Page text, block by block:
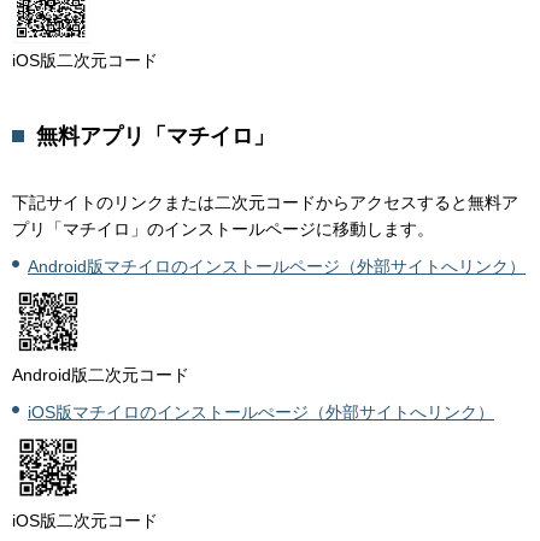
iOS版二次元コード
無料アプリ「マチイロ」
下記サイトのリンクまたは二次元コードからアクセスすると無料ア
プリ「マチイロ」のインストールページに移動します。
Android版マチイロのインストールページ（外部サイトへリンク）
Android版二次元コード
iOS版マチイロのインストールぺージ（外部サイトへリンク）
iOS版二次元コード